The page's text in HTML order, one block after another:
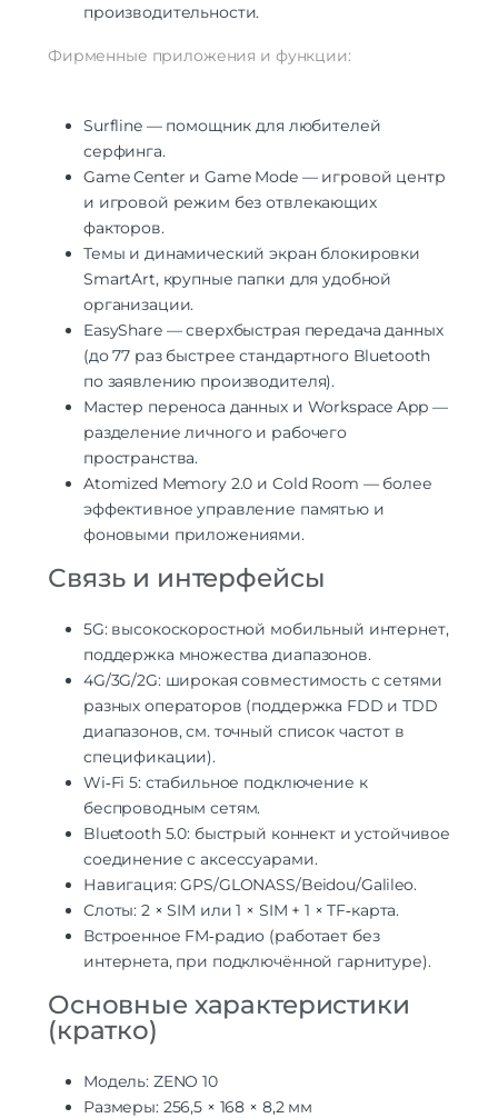
производительности.
Фирменные приложения и функции:
Surfline — помощник для любителей
серфинга.
Game Center и Game Mode — игровой центр
и игровой режим без отвлекающих
факторов.
Темы и динамический экран блокировки
SmartArt, крупные папки для удобной
организации.
EasyShare — сверхбыстрая передача данных
(до 77 раз быстрее стандартного Bluetooth
по заявлению производителя).
Мастер переноса данных и Workspace App —
разделение личного и рабочего
пространства.
Atomized Memory 2.0 и Cold Room — более
эффективное управление памятью и
фоновыми приложениями.
Связь и интерфейсы
5G: высокоскоростной мобильный интернет,
поддержка множества диапазонов.
4G/3G/2G: широкая совместимость с сетями
разных операторов (поддержка FDD и TDD
диапазонов, см. точный список частот в
спецификации).
Wi‑Fi 5: стабильное подключение к
беспроводным сетям.
Bluetooth 5.0: быстрый коннект и устойчивое
соединение с аксессуарами.
Навигация: GPS/GLONASS/Beidou/Galileo.
Слоты: 2 × SIM или 1 × SIM + 1 × TF‑карта.
Встроенное FM‑радио (работает без
интернета, при подключённой гарнитуре).
Основные характеристики
(кратко)
Модель: ZENO 10
Размеры: 256,5 × 168 × 8,2 мм